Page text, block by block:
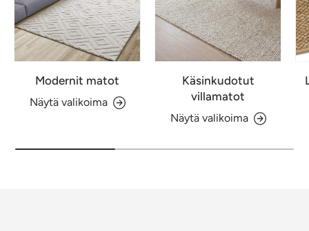
Modernit matot
Näytä valikoima
Käsinkudotut
villamatot
Näytä valikoima